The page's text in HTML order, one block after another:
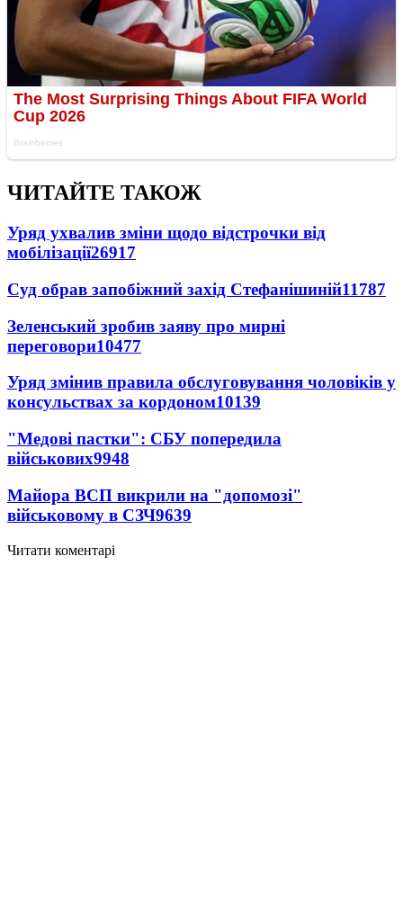
ЧИТАЙТЕ ТАКОЖ
Уряд ухвалив зміни щодо відстрочки від
мобілізації26917
Суд обрав запобіжний захід Стефанішиній11787
Зеленський зробив заяву про мирні
переговори10477
Уряд змінив правила обслуговування чоловіків у
консульствах за кордоном10139
"Медові пастки": СБУ попередила
військових9948
Майора ВСП викрили на "допомозі"
військовому в СЗЧ9639
Читати коментарі